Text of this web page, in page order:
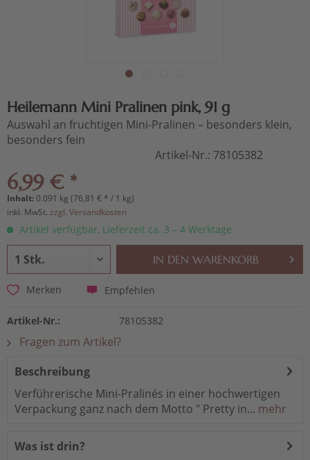
Heilemann Mini Pralinen pink, 91 g
Auswahl an fruchtigen Mini-Pralinen – besonders klein,
besonders fein
Artikel-Nr.: 78105382
6,99 € *
Inhalt:0.091 kg (76,81 € * / 1 kg)
inkl. MwSt. zzgl. Versandkosten
Artikel verfügbar, Lieferzeit ca. 3 – 4 Werktage
IN DEN WARENKORB
Merken Empfehlen
Artikel-Nr.: 78105382
Fragen zum Artikel?
Beschreibung
Verführerische Mini-Pralinés in einer hochwertigen
Verpackung ganz nach dem Motto " Pretty in... mehr
Was ist drin?